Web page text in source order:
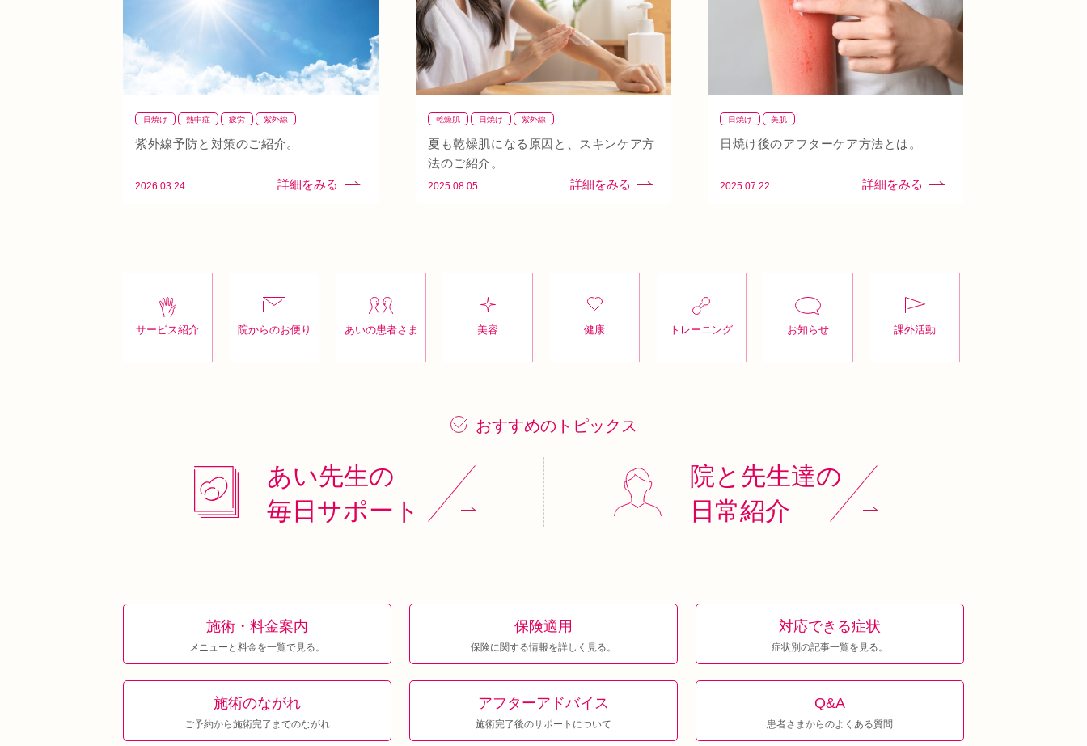
日焼け 熱中症 疲労 紫外線
紫外線予防と対策のご紹介。
2026.03.24
乾燥肌 日焼け 紫外線
夏も乾燥肌になる原因と、スキンケア方
法のご紹介。
2025.08.05
日焼け 美肌
日焼け後のアフターケア方法とは。
2025.07.22
サービス紹介 院からのお便り あいの患者さま 美容 健康 トレーニング お知らせ 課外活動
おすすめのトピックス
あい先生の
毎日サポート
院と先生達の
日常紹介
施術・料金案内
メニューと料金を一覧で見る。
保険適用
保険に関する情報を詳しく見る。
対応できる症状
症状別の記事一覧を見る。
施術のながれ
ご予約から施術完了までのながれ
アフターアドバイス
施術完了後のサポートについて
Q&A
患者さまからのよくある質問